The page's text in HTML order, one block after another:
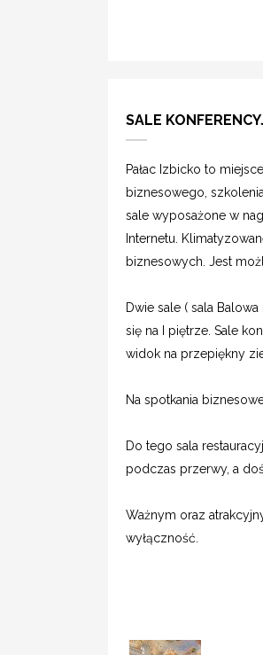
SALE
Pałac Izbicko to
biznesowego,
sale wyposażone w
Internetu.
biznesowych. Jest
Dwie sale ( sala
się na I piętrze. Sale
widok na przepiękny
Na spotkania
Do tego sala
podczas przerwy, a
Ważnym oraz
wyłączność.